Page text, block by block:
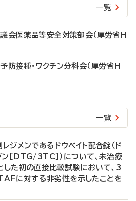
一覧
会医薬品等安全対策部会（厚労省H
接種・ワクチン分科会（厚労省H
一覧
ジメンであるドウベイト配合錠（ド
［DTG/3TC］）について、未治療
た初の直接比較試験において、3
に対する非劣性を示したことを